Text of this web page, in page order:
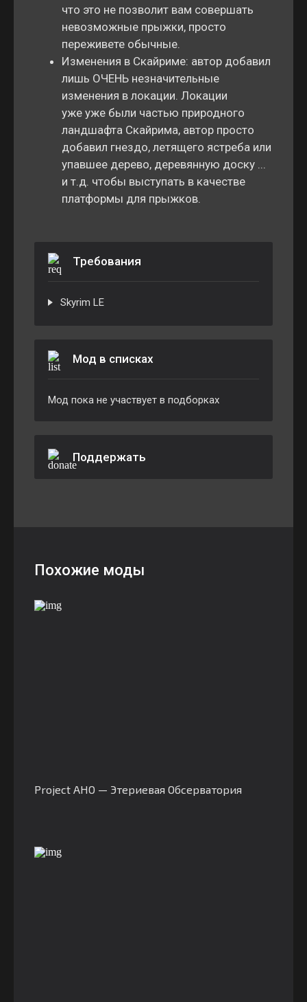
что это не позволит вам совершать
невозможные прыжки, просто
переживете обычные.
Изменения в Скайриме: автор добавил
лишь ОЧЕНЬ незначительные
изменения в локации. Локации
уже уже были частью природного
ландшафта Скайрима, автор просто
добавил гнездо, летящего ястреба или
упавшее дерево, деревянную доску ...
и т.д. чтобы выступать в качестве
платформы для прыжков.
Требования
Skyrim LE
Мод в списках
Мод пока не участвует в подборках
Поддержать
Похожие моды
Project AHO — Этериевая Обсерватория